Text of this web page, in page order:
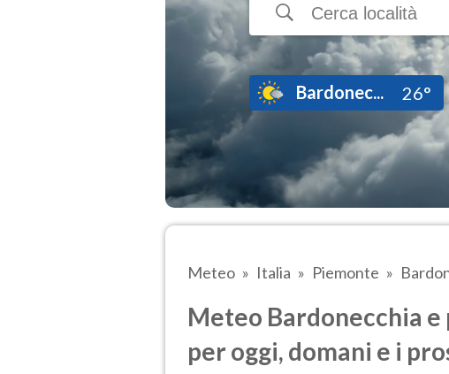
Bardonec... 26°
Meteo Italia Piemonte
Meteo Bardonecchia
per oggi, domani e i